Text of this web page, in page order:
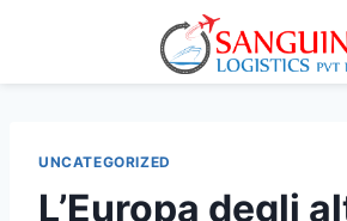
UNCATEGORIZED
L’Europa degli